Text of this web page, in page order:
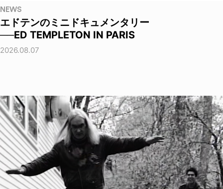
NEWS
エドテンのミニドキュメンタリー
──ED TEMPLETON IN PARIS
2026.08.07